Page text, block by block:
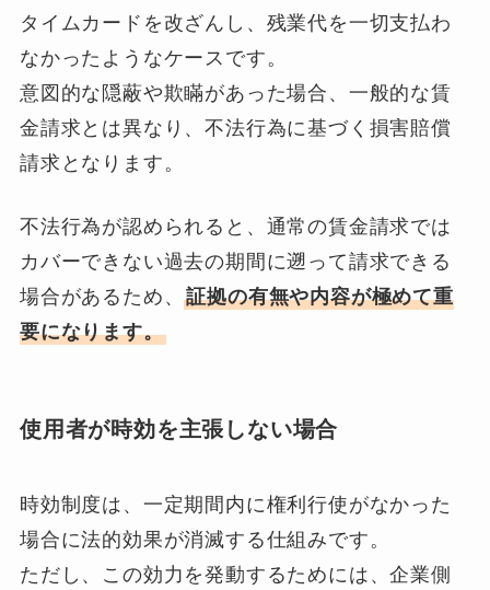
タイムカードを改ざんし、残業代を一切支払わ
なかったようなケースです。
意図的な隠蔽や欺瞞があった場合、一般的な賃
金請求とは異なり、不法行為に基づく損害賠償
請求となります。
不法行為が認められると、通常の賃金請求では
カバーできない過去の期間に遡って請求できる
場合があるため、証拠の有無や内容が極めて重
要になります。
使用者が時効を主張しない場合
時効制度は、一定期間内に権利行使がなかった
場合に法的効果が消滅する仕組みです。
ただし、この効力を発動するためには、企業側